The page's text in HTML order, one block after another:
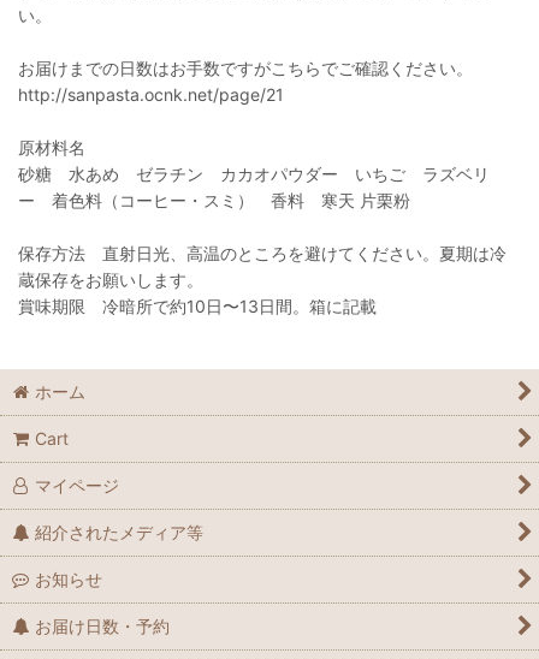
い。
お届けまでの日数はお手数ですがこちらでご確認ください。
http://sanpasta.ocnk.net/page/21
原材料名
砂糖 水あめ ゼラチン カカオパウダー いちご ラズベリ
ー 着色料（コーヒー・スミ） 香料 寒天 片栗粉
保存方法 直射日光、高温のところを避けてください。夏期は冷
蔵保存をお願いします。
賞味期限 冷暗所で約10日〜13日間。箱に記載
ホーム
Cart
マイページ
紹介されたメディア等
お知らせ
お届け日数・予約